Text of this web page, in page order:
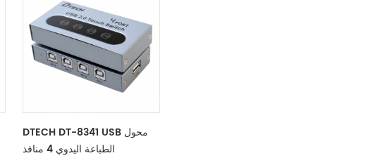
DTECH DT-8341 USB محول
الطباعة اليدوي 4 منافذ